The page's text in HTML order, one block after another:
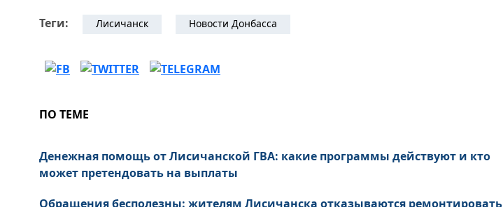
Теги: Лисичанск Новости Донбасса
ПО ТЕМЕ
Денежная помощь от Лисичанской ГВА: какие программы действуют и кто
может претендовать на выплаты
Обращения бесполезны: жителям Лисичанска отказываются ремонтировать